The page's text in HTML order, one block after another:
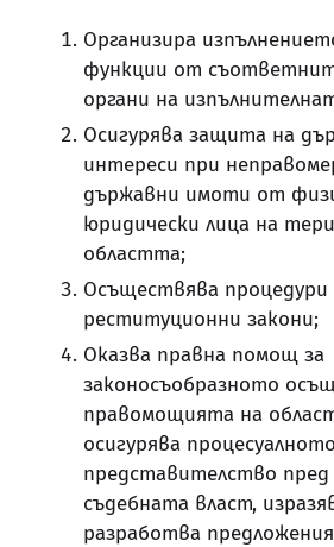
Организира
функции от
органи на
Осигурява защита на
интереси при
държавни имоти от
юридически лица на
областта;
Осъществява процедури
реституционни закони;
Оказва правна помощ за
законосъобразното
правомощията на
осигурява процесуалното
представителство
съдебната власт,
разработва